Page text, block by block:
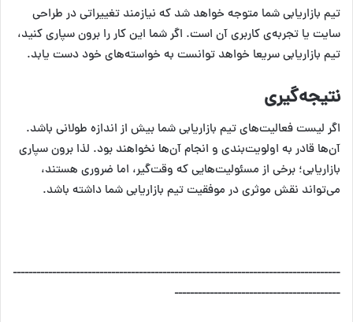
تیم بازاریابی شما متوجه خواهد شد که نیازمند تغییراتی در طراحی
سایت یا تجربه‌ی کاربری آن است. اگر شما این کار را برون سپاری کنید،
تیم بازاریابی سریعا خواهد توانست به خواسته‌های خود دست یابد.
نتیجه‌گیری
اگر لیست فعالیت‌های تیم بازاریابی شما بیش از اندازه طولانی باشد.
آن‌ها قادر به اولویت‌بندی و انجام آن‌ها نخواهند بود. لذا برون سپاری
بازاریابی؛ برخی از مسئولیت‌هایی که وقت‌گیر، اما ضروری هستند،
می‌تواند نقش موثری در موفقیت تیم بازاریابی شما داشته باشد.
ـــــــــــــــــــــــــــــــــــــــــــــــــــــــــــــــــــــــــــــــــــ
ــــــــــــــــــــــــــــــــــــــــــ